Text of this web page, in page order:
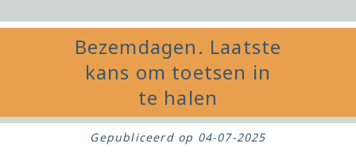
Bezemdagen. Laatste
kans om toetsen in
te halen
Gepubliceerd op 04-07-2025